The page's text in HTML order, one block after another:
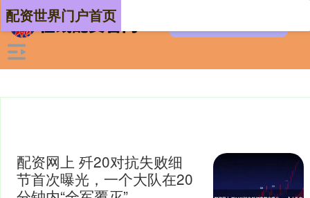
配资世界门户首页
配资网上 歼20对抗失败细
节首次曝光，一个大队在20